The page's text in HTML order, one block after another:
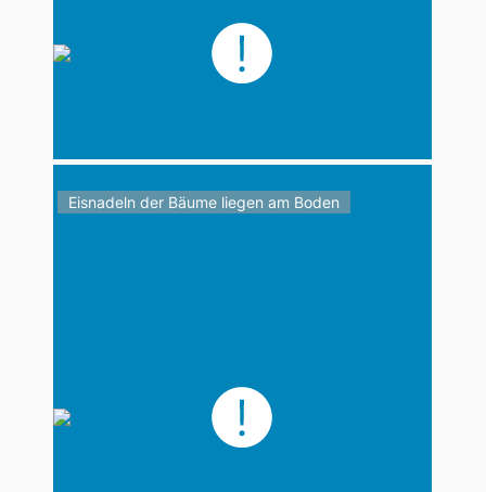
Eisnadeln der Bäume liegen am Boden